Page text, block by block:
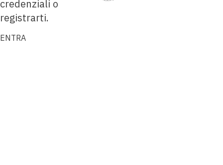
credenziali o
registrarti.
ENTRA